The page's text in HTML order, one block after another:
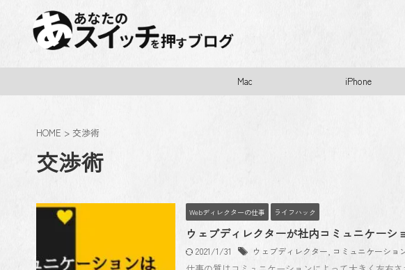
Mac iPhone
HOME > 交渉術
交渉術
Webディレクターの仕事 ライフハック
ウェブディレクターが社内コミュニケーシ
2021/1/31 ウェブディレクター コミュニケーショ